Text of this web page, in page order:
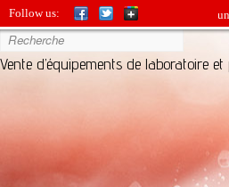
Follow us: BIO-SOURCE est une jeune
Vente d’équipements de laboratoire